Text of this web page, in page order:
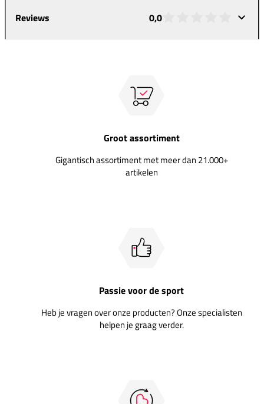
Reviews 0,0
Groot assortiment
Gigantisch assortiment met meer dan 21.000+
artikelen
Passie voor de sport
Heb je vragen over onze producten? Onze specialisten
helpen je graag verder.